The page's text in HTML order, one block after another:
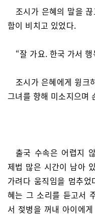
조시가 은혜의 말을
함이 비치고 있었다.
“잘 가요. 한국 가서
조시가 은혜에게 윙크
그녀를 향해 미소지으며
출국 수속은 어렵지
제법 많은 시간이 남아
가려다 움직임을 멈추
혜는 그 소리를 듣고서
서 젖병을 꺼내 아이에